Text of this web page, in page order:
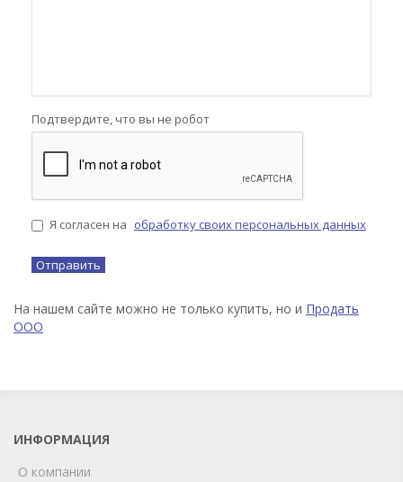
Подтвердите, что вы не робот
Я согласен на обработку своих персональных данных
На нашем сайте можно не только купить, но и Продать
ООО
ИНФОРМАЦИЯ
О компании